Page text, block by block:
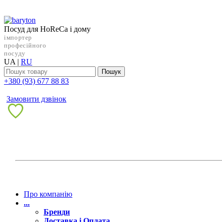
Посуд для HoReCa і дому
імпортер
професійного
посуду
UA | RU
Пошук
+38‎0 (93) 677 88 83
Замовити дзвінок
Про компанію
...
Бренди